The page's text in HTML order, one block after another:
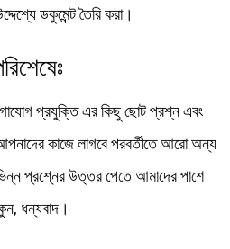
ডকুমেন্ট তৈরি করা।
প্রযুক্তি এর কিছু ছোট প্রশ্ন এবং
কাজে লাগবে পরবর্তীতে আরো অন্য
প্রশ্নের উত্তর পেতে আমাদের পাশে
ধন্যবাদ।